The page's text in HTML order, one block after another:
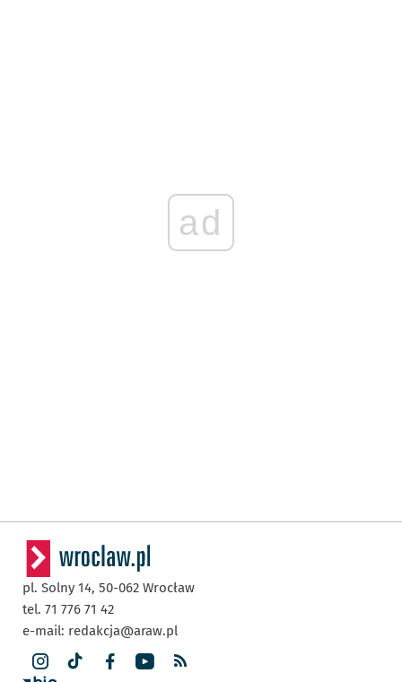
ad
pl. Solny 14, 50-062 Wrocław
tel. 71 776 71 42
e-mail: redakcja@araw.pl